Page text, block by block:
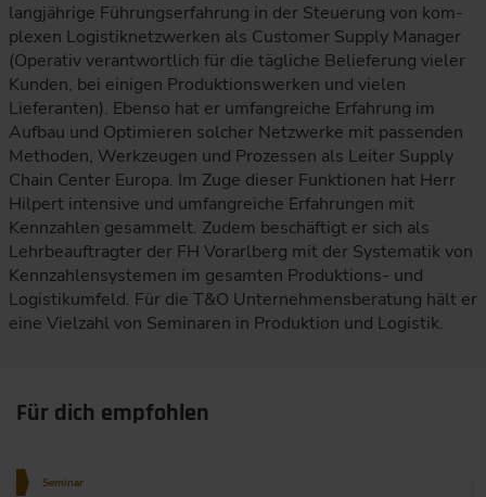
langjährige Führungserfahrung in der Steuerung von kom­
plexen Logistiknetz­werken als Customer Supply Manager
(Operativ verantwortlich für die tägliche Belieferung vieler
Kunden, bei einigen Produk­tionswerken und vielen
Lieferanten). Ebenso hat er umfangreiche Erfahrung im
Aufbau und Optimieren solcher Netzwerke mit passenden
Methoden, Werkzeugen und Prozessen als Leiter Supply
Chain Center Europa. Im Zuge dieser Funktionen hat Herr
Hilpert intensive und umfang­reiche Erfahrungen mit
Kennzahlen gesammelt. Zudem beschäftigt er sich als
Lehrbeauftragter der FH Vorarlberg mit der Systematik von
Kennzahlensystemen im gesamten Produktions- und
Logistikumfeld. Für die T&O Unternehmensberatung hält er
eine Vielzahl von Seminaren in Produktion und Logistik.
Für dich empfohlen
Seminar